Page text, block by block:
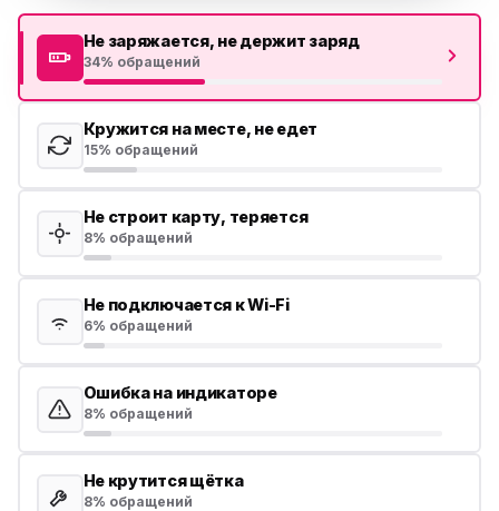
Не заряжается, не держит заряд
34% обращений
Кружится на месте, не едет
15% обращений
Не строит карту, теряется
8% обращений
Не подключается к Wi-Fi
6% обращений
Ошибка на индикаторе
8% обращений
Не крутится щётка
8% обращений